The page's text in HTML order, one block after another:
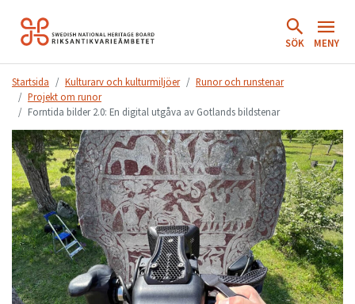
Hoppa
till
SÖK MENY
Startsida Kulturarv och kulturmiljöer
Runor och runstenar
Projekt om runor
Forntida bilder 2.0: En digital utgåva av Gotlands bildstenar